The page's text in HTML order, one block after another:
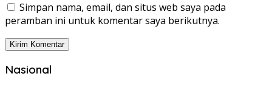
Simpan nama, email, dan situs web saya pada
peramban ini untuk komentar saya berikutnya.
Nasional